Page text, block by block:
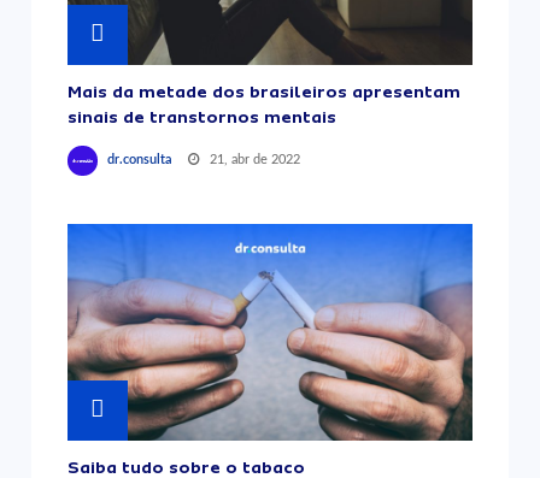
Mais da metade dos brasileiros apresentam
sinais de transtornos mentais
dr.consulta 21, abr de 2022
Saiba tudo sobre o tabaco